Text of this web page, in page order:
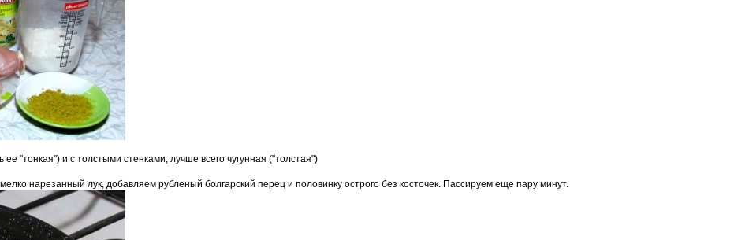
"тонкая") и с толстыми стенками, лучше всего чугунная ("толстая")
нарезанный лук, добавляем рубленый болгарский перец и половинку острого без косточек. Пассируем еще пару минут.